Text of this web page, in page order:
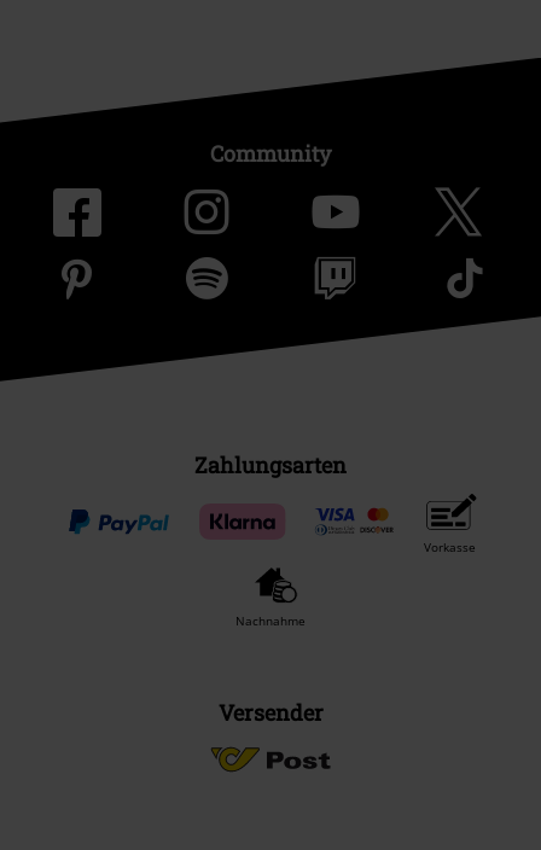
Community
Zahlungsarten
Vorkasse
Nachnahme
Versender